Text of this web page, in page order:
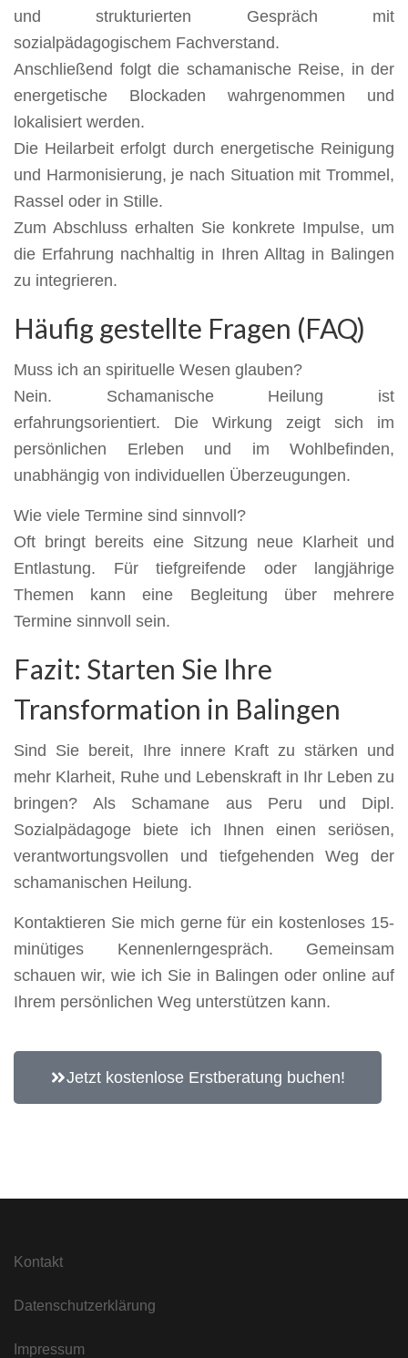
und strukturierten Gespräch mit
sozialpädagogischem Fachverstand.
Anschließend folgt die schamanische Reise, in der
energetische Blockaden wahrgenommen und
lokalisiert werden.
Die Heilarbeit erfolgt durch energetische Reinigung
und Harmonisierung, je nach Situation mit Trommel,
Rassel oder in Stille.
Zum Abschluss erhalten Sie konkrete Impulse, um
die Erfahrung nachhaltig in Ihren Alltag in Balingen
zu integrieren.
Häufig gestellte Fragen (FAQ)
Muss ich an spirituelle Wesen glauben?
Nein. Schamanische Heilung ist
erfahrungsorientiert. Die Wirkung zeigt sich im
persönlichen Erleben und im Wohlbefinden,
unabhängig von individuellen Überzeugungen.
Wie viele Termine sind sinnvoll?
Oft bringt bereits eine Sitzung neue Klarheit und
Entlastung. Für tiefgreifende oder langjährige
Themen kann eine Begleitung über mehrere
Termine sinnvoll sein.
Fazit: Starten Sie Ihre
Transformation in Balingen
Sind Sie bereit, Ihre innere Kraft zu stärken und
mehr Klarheit, Ruhe und Lebenskraft in Ihr Leben zu
bringen? Als Schamane aus Peru und Dipl.
Sozialpädagoge biete ich Ihnen einen seriösen,
verantwortungsvollen und tiefgehenden Weg der
schamanischen Heilung.
Kontaktieren Sie mich gerne für ein kostenloses 15-
minütiges Kennenlerngespräch. Gemeinsam
schauen wir, wie ich Sie in Balingen oder online auf
Ihrem persönlichen Weg unterstützen kann.
Jetzt kostenlose Erstberatung buchen!
Kontakt
Datenschutzerklärung
Impressum